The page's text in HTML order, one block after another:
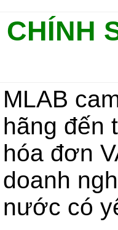
CHÍNH
MLAB
hãng đến
hóa đơn
doanh
nước có